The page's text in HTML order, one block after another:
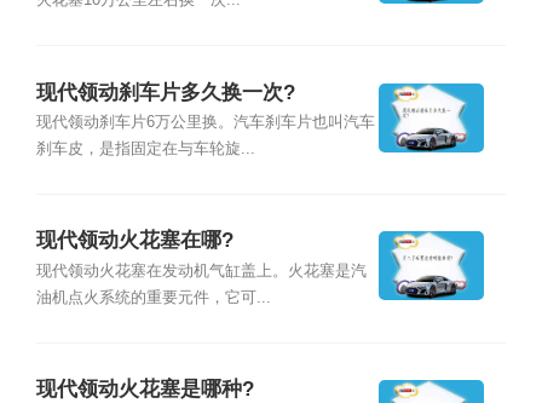
现代领动刹车片多久换一次?
现代领动刹车片6万公里换。汽车刹车片也叫汽车
刹车皮，是指固定在与车轮旋...
现代领动火花塞在哪?
现代领动火花塞在发动机气缸盖上。火花塞是汽
油机点火系统的重要元件，它可...
现代领动火花塞是哪种?